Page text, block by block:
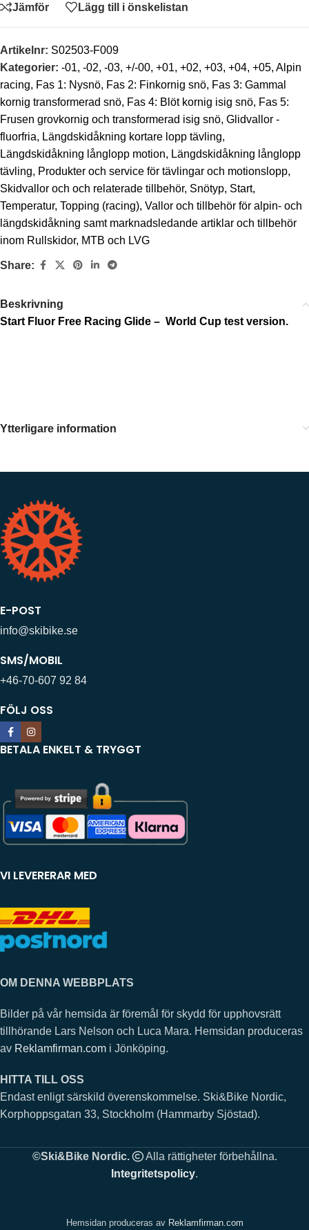
Jämför Lägg till i önskelistan
Artikelnr: S02503-F009
Kategorier: -01, -02, -03, +/-00, +01, +02, +03, +04, +05, Alpin
racing, Fas 1: Nysnö, Fas 2: Finkornig snö, Fas 3: Gammal
kornig transformerad snö, Fas 4: Blöt kornig isig snö, Fas 5:
Frusen grovkornig och transformerad isig snö, Glidvallor -
fluorfria, Längdskidåkning kortare lopp tävling,
Längdskidåkning långlopp motion, Längdskidåkning långlopp
tävling, Produkter och service för tävlingar och motionslopp,
Skidvallor och och relaterade tillbehör, Snötyp, Start,
Temperatur, Topping (racing), Vallor och tillbehör för alpin- och
längdskidåkning samt marknadsledande artiklar och tillbehör
inom Rullskidor, MTB och LVG
Share:
Beskrivning
Start Fluor Free Racing Glide – World Cup test version.
Ytterligare information
E-POST
info@skibike.se
SMS/MOBIL
+46-70-607 92 84
FÖLJ OSS
BETALA ENKELT & TRYGGT
VI LEVERERAR MED
OM DENNA WEBBPLATS
Bilder på vår hemsida är föremål för skydd för upphovsrätt
tillhörande Lars Nelson och Luca Mara. Hemsidan produceras
av Reklamfirman.com i Jönköping.
HITTA TILL OSS
Endast enligt särskild överenskommelse. Ski&Bike Nordic,
Korphoppsgatan 33, Stockholm (Hammarby Sjöstad).
©Ski&Bike Nordic.
Alla rättigheter förbehållna.
Integritetspolicy.
Hemsidan produceras av Reklamfirman.com